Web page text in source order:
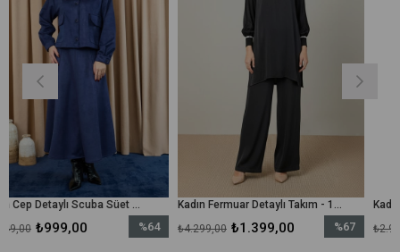
Kadın Cep Detaylı Scuba Süet Ceket Takım - 14397TKM - Lacivert
%64
Kadın Fermuar Detaylı Takım - 14403TKM - Siyah
₺1.399,00
₺4.299,00
%67
₺2.999,00